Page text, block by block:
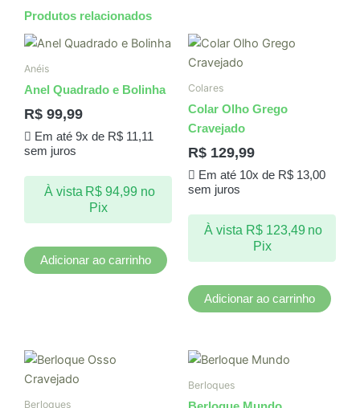
Produtos relacionados
Anéis
Anel Quadrado e Bolinha
R$ 99,99
Em até 9x de R$11,11
sem juros
À vista R$ 94,99 no
Pix
Adicionar ao carrinho
Colares
Colar Olho Grego
Cravejado
R$ 129,99
Em até 10x de R$13,00
sem juros
À vista R$123,49 no
Pix
Adicionar ao carrinho
Berloques
Berloques